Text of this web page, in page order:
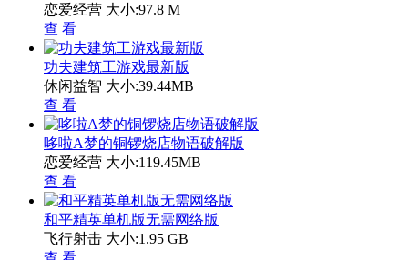
恋爱经营 大小:97.8 M
查 看
功夫建筑工游戏最新版
休闲益智 大小:39.44MB
查 看
哆啦A梦的铜锣烧店物语破解版
恋爱经营 大小:119.45MB
查 看
和平精英单机版无需网络版
飞行射击 大小:1.95 GB